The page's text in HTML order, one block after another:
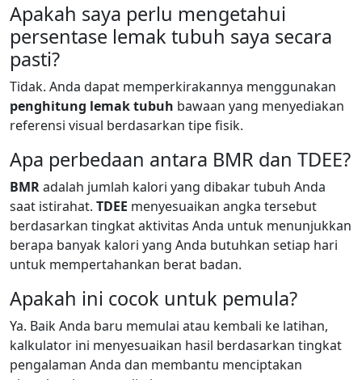
Apakah saya perlu mengetahui
persentase lemak tubuh saya secara
pasti?
Tidak. Anda dapat memperkirakannya menggunakan
penghitung lemak tubuh bawaan yang menyediakan
referensi visual berdasarkan tipe fisik.
Apa perbedaan antara BMR dan TDEE?
BMRadalah jumlah kalori yang dibakar tubuh Anda
saat istirahat. TDEE menyesuaikan angka tersebut
berdasarkan tingkat aktivitas Anda untuk menunjukkan
berapa banyak kalori yang Anda butuhkan setiap hari
untuk mempertahankan berat badan.
Apakah ini cocok untuk pemula?
Ya. Baik Anda baru memulai atau kembali ke latihan,
kalkulator ini menyesuaikan hasil berdasarkan tingkat
pengalaman Anda dan membantu menciptakan